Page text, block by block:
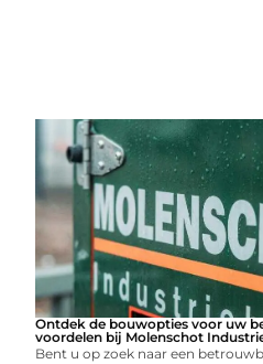
Ontdek de bouwopties voor uw
voordelen bij Molenschot
Bent u op zoek naar een